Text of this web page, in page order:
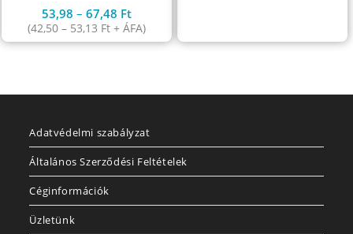
53,98–67,48 Ft
(42,50– 53,13 Ft + ÁFA)
Adatvédelmi szabályzat
Általános Szerződési Feltételek
Céginformációk
Üzletünk